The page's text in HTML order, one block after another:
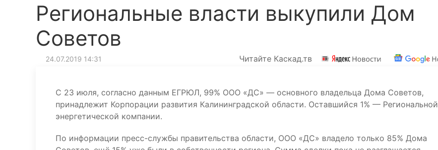
Региональные власти выкупили Дом
Советов
24.07.2019 14:31 Читайте Каскад.тв
С 23 июля, согласно данным ЕГРЮЛ, 99% ООО «ДС» — основного владельца Дома Советов,
принадлежит Корпорации развития Калининградской области. Оставшийся 1% — Региональной
энергетической компании.
По информации пресс-службы правительства области, ООО «ДС» владело только 85% Дома